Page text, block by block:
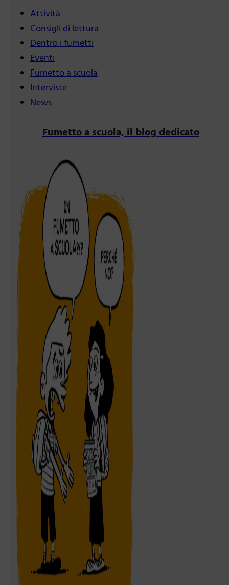
Attività
Consigli di lettura
Dentro i fumetti
Eventi
Fumetto a scuola
Interviste
News
Fumetto a scuola, il blog dedicato